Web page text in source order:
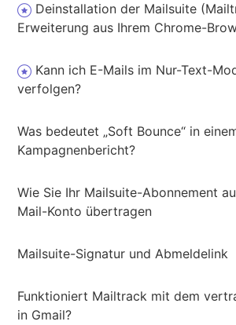
Deinstallation der Mailsuite
Erweiterung aus Ihrem Chrome-
Kann ich E-Mails im Nur-Text-
verfolgen?
Was bedeutet „Soft Bounce“ in
Kampagnenbericht?
Wie Sie Ihr Mailsuite-Abonnement
Mail-Konto übertragen
Mailsuite-Signatur und Abmeldelink
Funktioniert Mailtrack mit dem
in Gmail?